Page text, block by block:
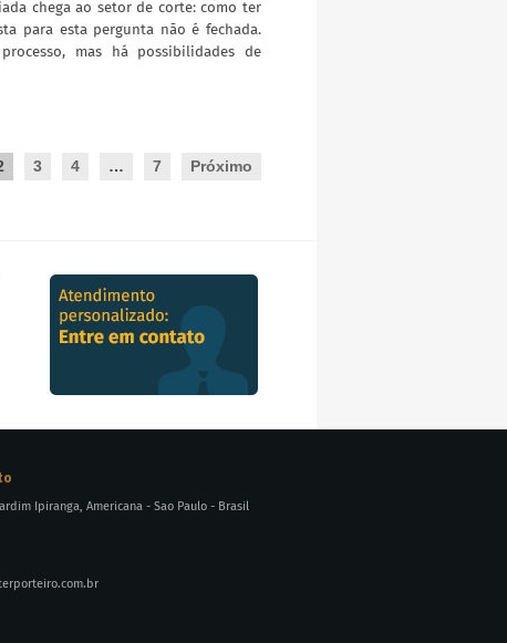
chega ao setor de corte: como ter
para esta pergunta não é fechada.
mas há possibilidades de
3 4 … 7 Próximo
Ipiranga, Americana - Sao Paulo - Brasil